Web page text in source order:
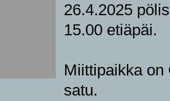
26.4.2025
15.00 etiäpäi.
Miittipaikka on
satu.